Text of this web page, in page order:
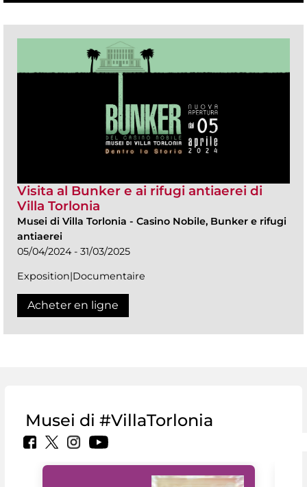
Visita al Bunker e ai rifugi antiaerei di
Villa Torlonia
Musei di Villa Torlonia - Casino Nobile, Bunker e rifugi
antiaerei
05/04/2024 - 31/03/2025
Exposition|Documentaire
Acheter en ligne
Musei di #VillaTorlonia